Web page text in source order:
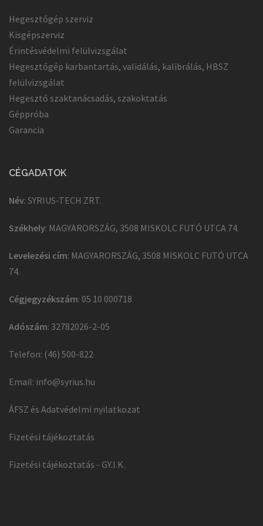
Hegesztőgép szerviz
Kisgépszerviz
Érintésvédelmi felülvizsgálat
Hegesztőgép karbantartás, validálás, kalibrálás, HBSZ
felülvizsgálat
Hegesztő szaktanácsadás, szakoktatás
Géppróba
Garancia
CÉGADATOK
Név: SYRIUS-TECH ZRT.
Székhely: MAGYARORSZÁG, 3508 MISKOLC FUTÓ UTCA 74.
Levelezési cím: MAGYARORSZÁG, 3508 MISKOLC FUTÓ UTCA
74.
Cégjegyzékszám: 05 10 000718
Adószám: 32782026-2-05
Telefon: (46) 500-822
Email: info@syrius.hu
ÁFSZ és Adatvédelmi nyilatkozat
Fizetési tájékoztatás
Fizetési tájékoztatás - GY.I.K.